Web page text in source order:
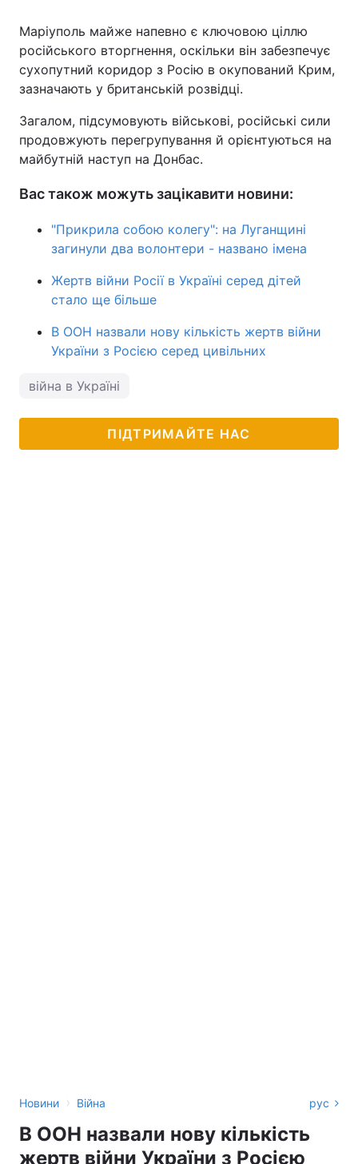
Маріуполь майже напевно є ключовою ціллю
російського вторгнення, оскільки він забезпечує
сухопутний коридор з Росію в окупований Крим,
зазначають у британській розвідці.
Загалом, підсумовують військові, російські сили
продовжують перегрупування й орієнтуються на
майбутній наступ на Донбас.
Вас також можуть зацікавити новини:
"Прикрила собою колегу": на Луганщині
загинули два волонтери - названо імена
Жертв війни Росії в Україні серед дітей
стало ще більше
В ООН назвали нову кількість жертв війни
України з Росією серед цивільних
війна в Україні
ПІДТРИМАЙТЕ НАС
Новини › Війна рус
В ООН назвали нову кількість
жертв війни України з Росією